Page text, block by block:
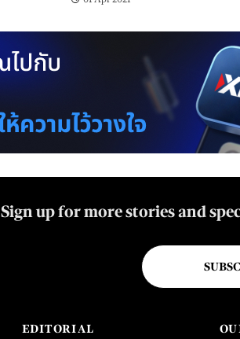
Sign up for more stories and
EDITORIAL